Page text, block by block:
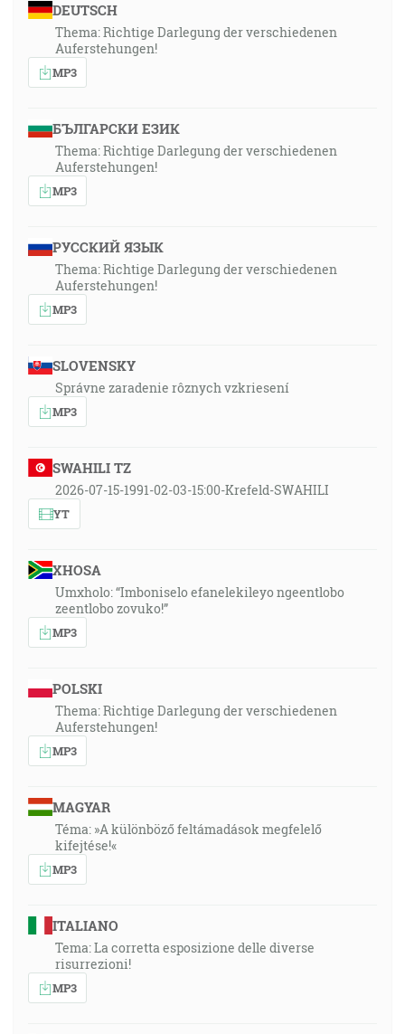
DEUTSCH
Thema: Richtige Darlegung der verschiedenen
Auferstehungen!
MP3
БЪЛГАРСКИ ЕЗИК
Thema: Richtige Darlegung der verschiedenen
Auferstehungen!
MP3
РУССКИЙ ЯЗЫК
Thema: Richtige Darlegung der verschiedenen
Auferstehungen!
MP3
SLOVENSKY
Správne zaradenie rôznych vzkriesení
MP3
SWAHILI TZ
2026-07-15-1991-02-03-15:00-Krefeld-SWAHILI
YT
XHOSA
Umxholo: “Imboniselo efanelekileyo ngeentlobo
zeentlobo zovuko!”
MP3
POLSKI
Thema: Richtige Darlegung der verschiedenen
Auferstehungen!
MP3
MAGYAR
Téma: »A különböző feltámadások megfelelő
kifejtése!«
MP3
ITALIANO
Tema: La corretta esposizione delle diverse
risurrezioni!
MP3